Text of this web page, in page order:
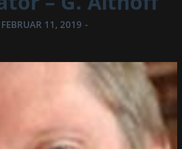
FEBRUAR 11, 2019 -